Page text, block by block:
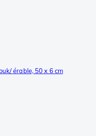
érable, 50 x 6 cm